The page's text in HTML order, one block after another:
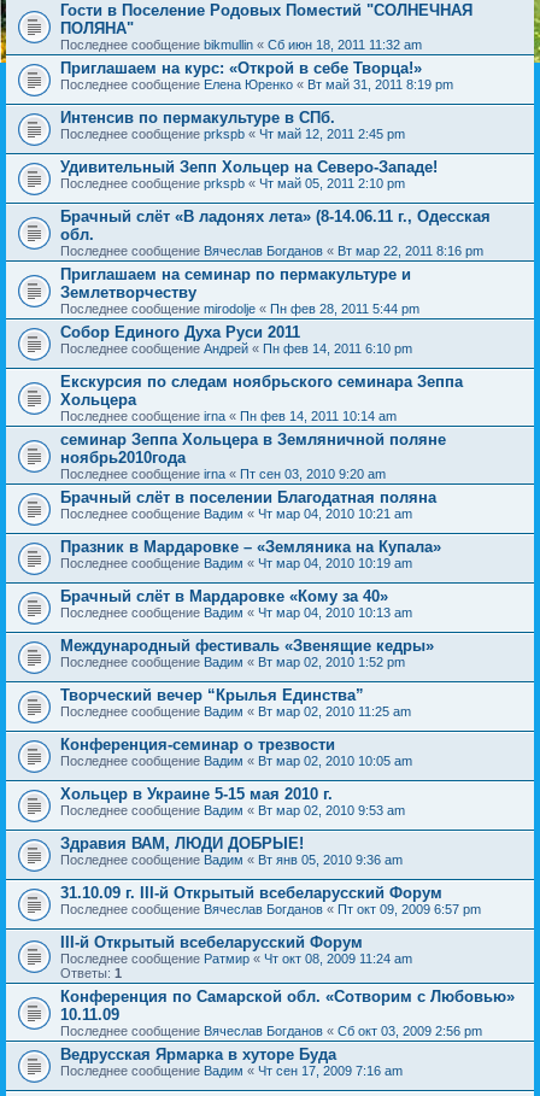
Гости в Поселение Родовых Поместий "СОЛНЕЧНАЯ
ПОЛЯНА"
Последнее сообщение bikmullin « Сб июн 18, 2011 11:32 am
Приглашаем на курс: «Открой в себе Творца!»
Последнее сообщение Елена Юренко « Вт май 31, 2011 8:19 pm
Интенсив по пермакультуре в СПб.
Последнее сообщение prkspb « Чт май 12, 2011 2:45 pm
Удивительный Зепп Хольцер на Северо-Западе!
Последнее сообщение prkspb « Чт май 05, 2011 2:10 pm
Брачный слёт «В ладонях лета» (8-14.06.11 г., Одесская
обл.
Последнее сообщение Вячеслав Богданов « Вт мар 22, 2011 8:16 pm
Приглашаем на семинар по пермакультуре и
Землетворчеству
Последнее сообщение mirodolje « Пн фев 28, 2011 5:44 pm
Собор Единого Духа Руси 2011
Последнее сообщение Андрей « Пн фев 14, 2011 6:10 pm
Екскурсия по следам ноябрьского семинара Зеппа
Хольцера
Последнее сообщение irna « Пн фев 14, 2011 10:14 am
семинар Зеппа Хольцера в Земляничной поляне
ноябрь2010года
Последнее сообщение irna « Пт сен 03, 2010 9:20 am
Брачный слёт в поселении Благодатная поляна
Последнее сообщение Вадим « Чт мар 04, 2010 10:21 am
Празник в Мардаровке – «Земляника на Купала»
Последнее сообщение Вадим « Чт мар 04, 2010 10:19 am
Брачный слёт в Мардаровке «Кому за 40»
Последнее сообщение Вадим « Чт мар 04, 2010 10:13 am
Международный фестиваль «Звенящие кедры»
Последнее сообщение Вадим « Вт мар 02, 2010 1:52 pm
Творческий вечер “Крылья Единства”
Последнее сообщение Вадим « Вт мар 02, 2010 11:25 am
Конференция-семинар о трезвости
Последнее сообщение Вадим « Вт мар 02, 2010 10:05 am
Хольцер в Украине 5-15 мая 2010 г.
Последнее сообщение Вадим « Вт мар 02, 2010 9:53 am
Здравия ВАМ, ЛЮДИ ДОБРЫЕ!
Последнее сообщение Вадим « Вт янв 05, 2010 9:36 am
31.10.09 г. III-й Открытый всебеларусский Форум
Последнее сообщение Вячеслав Богданов « Пт окт 09, 2009 6:57 pm
III-й Открытый всебеларусский Форум
Последнее сообщение Ратмир « Чт окт 08, 2009 11:24 am
Ответы: 1
Конференция по Самарской обл. «Сотворим с Любовью»
10.11.09
Последнее сообщение Вячеслав Богданов « Сб окт 03, 2009 2:56 pm
Ведрусская Ярмарка в хуторе Буда
Последнее сообщение Вадим « Чт сен 17, 2009 7:16 am